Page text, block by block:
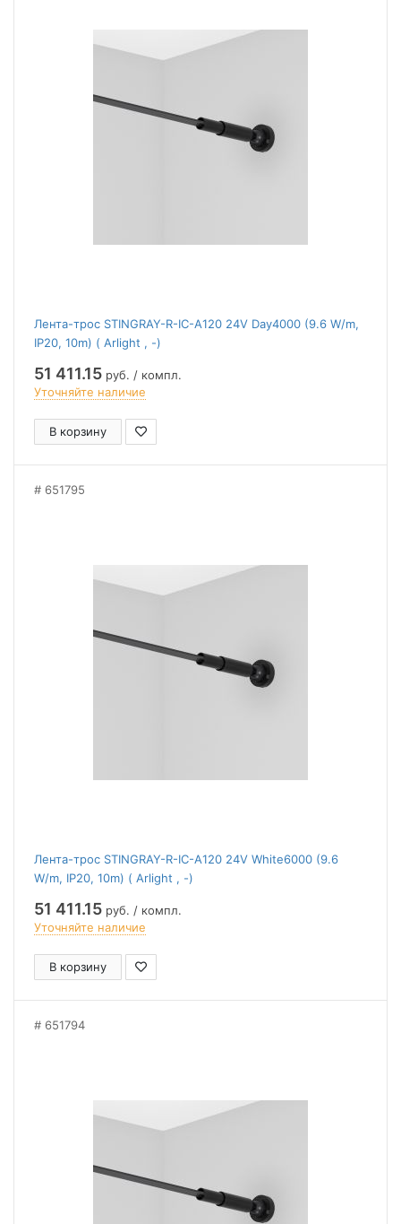
Лента-трос STINGRAY-R-IC-A120 24V Day4000 (9.6 W/m,
IP20, 10m) ( Arlight , -)
51 411.15 руб. / компл.
Уточняйте наличие
В корзину
651795
Лента-трос STINGRAY-R-IC-A120 24V White6000 (9.6
W/m, IP20, 10m) ( Arlight , -)
51 411.15 руб. / компл.
Уточняйте наличие
В корзину
651794